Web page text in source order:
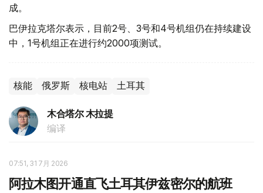
成。
巴伊拉克塔尔表示，目前2号、3号和4号机组仍在持续建设
中，1号机组正在进行约2000项测试。
核能 俄罗斯 核电站 土耳其
木合塔尔 木拉提
编译
07:51, 31 7月 2026
阿拉木图开通直飞土耳其伊兹密尔的航班